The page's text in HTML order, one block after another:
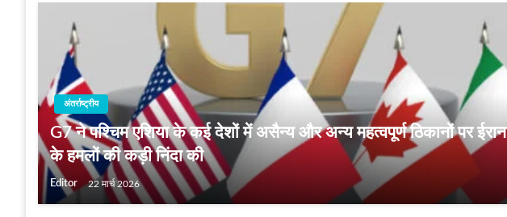
अंतर्राष्ट्रीय
G7 ने पश्चिम एशिया के कई देशों में असैन्य और अन्य महत्वपूर्ण ठिकानों पर ईरान
के हमलों की कड़ी निंदा की
Editor 22 मार्च 2026